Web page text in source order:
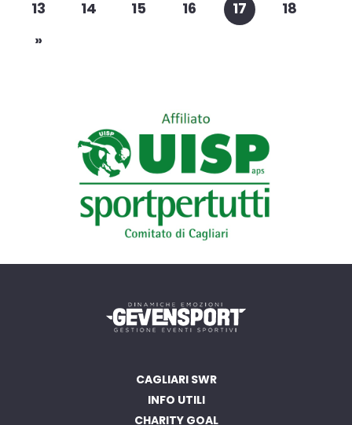
13
14 15 16 17
18
»
CAGLIARI SWR
INFO UTILI
CHARITY GOAL